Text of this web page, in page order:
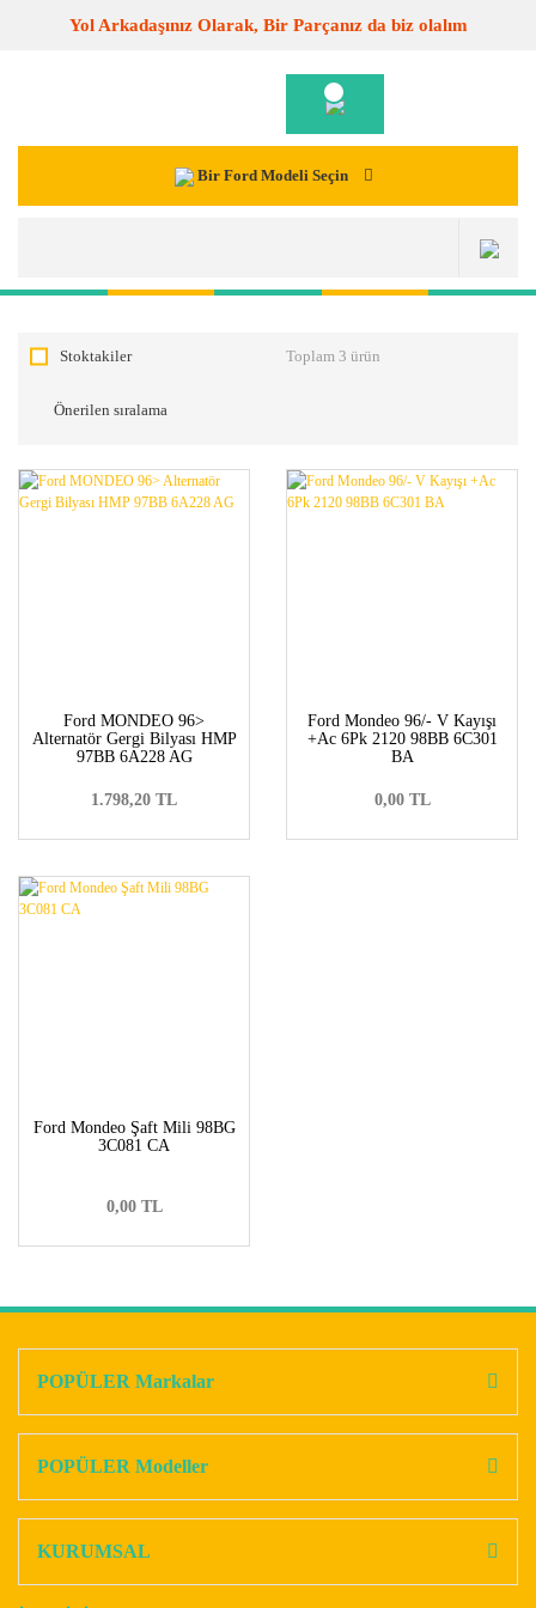
Yol Arkadaşınız Olarak, Bir Parçanız da biz olalım
Bir Ford Modeli Seçin
Stoktakiler Toplam 3 ürün
Ford MONDEO 96>
Alternatör Gergi Bilyası HMP
97BB 6A228 AG
1.798,20 TL
Ford Mondeo 96/- V Kayışı
+Ac 6Pk 2120 98BB 6C301
BA
0,00 TL
Ford Mondeo Şaft Mili 98BG
3C081 CA
0,00 TL
POPÜLER Markalar
POPÜLER Modeller
KURUMSAL